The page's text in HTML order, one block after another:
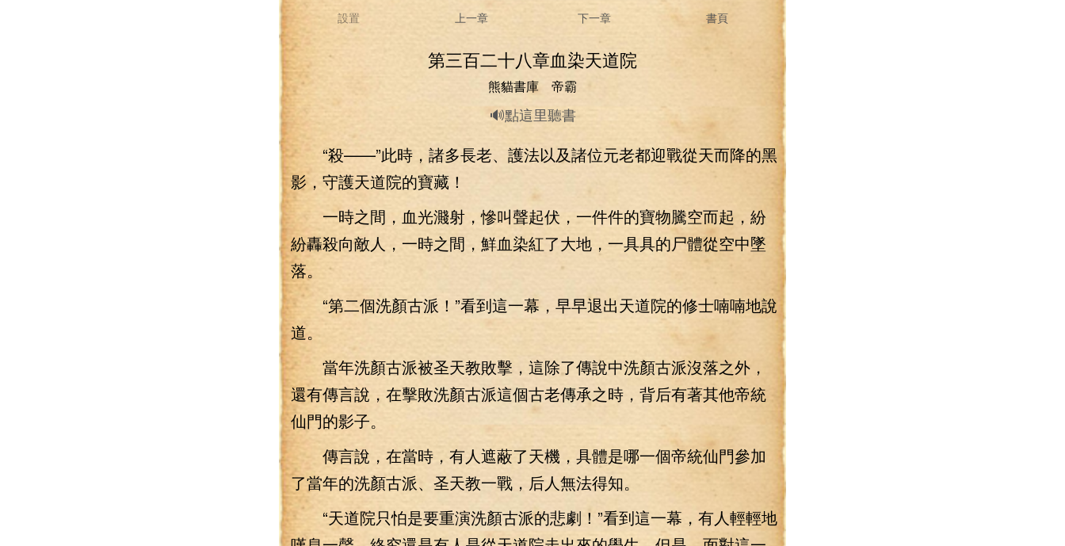
設置 上一章 下一章 書頁
第三百二十八章血染天道院
熊貓書庫 帝霸
🔊點這里聽書
“殺——”此時，諸多長老、護法以及諸位元老都迎戰從天而降的黑
影，守護天道院的寶藏！
一時之間，血光濺射，慘叫聲起伏，一件件的寶物騰空而起，紛
紛轟殺向敵人，一時之間，鮮血染紅了大地，一具具的尸體從空中墜
落。
“第二個洗顏古派！”看到這一幕，早早退出天道院的修士喃喃地說
道。
當年洗顏古派被圣天教敗擊，這除了傳說中洗顏古派沒落之外，
還有傳言說，在擊敗洗顏古派這個古老傳承之時，背后有著其他帝統
仙門的影子。
傳言說，在當時，有人遮蔽了天機，具體是哪一個帝統仙門參加
了當年的洗顏古派、圣天教一戰，后人無法得知。
“天道院只怕是要重演洗顏古派的悲劇！”看到這一幕，有人輕輕地